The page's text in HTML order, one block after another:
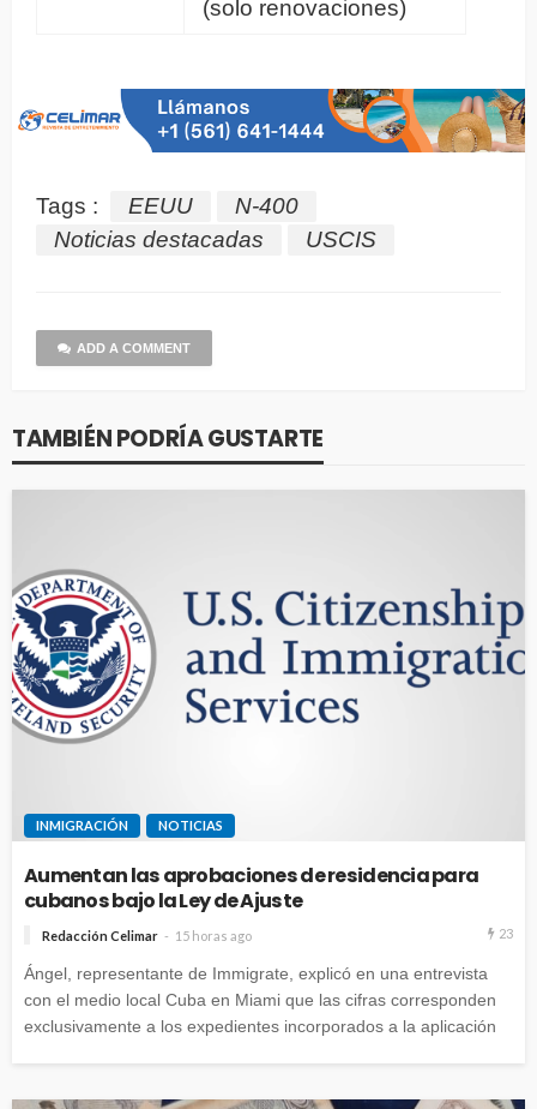
(solo renovaciones)
Tags : EEUU
N-400
Noticias destacadas
USCIS
ADD A COMMENT
TAMBIÉN PODRÍA GUSTARTE
INMIGRACIÓN NOTICIAS
Aumentan las aprobaciones de residencia para
cubanos bajo la Ley de Ajuste
Redacción Celimar 15 horas ago 23
Ángel, representante de Immigrate, explicó en una entrevista
con el medio local Cuba en Miami que las cifras corresponden
exclusivamente a los expedientes incorporados a la aplicación